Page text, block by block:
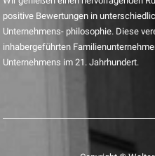
positive Bewertungen in
Unternehmens- philosophie. Diese
inhabergeführten
Unternehmens im 21. Jahrhundert.